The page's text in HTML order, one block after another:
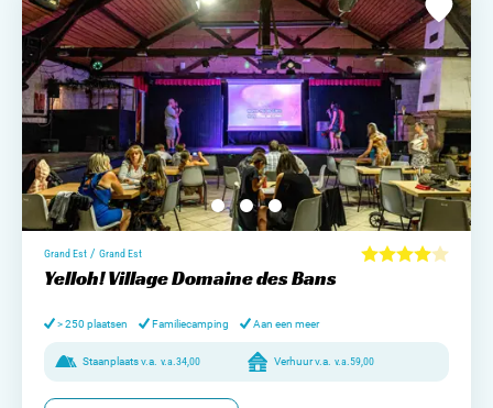
Grand Est / Grand Est
Yelloh! Village Domaine des Bans
> 250 plaatsen Familiecamping Aan een meer
Staanplaats v.a. v.a.34,00 Verhuur v.a. v.a.59,00